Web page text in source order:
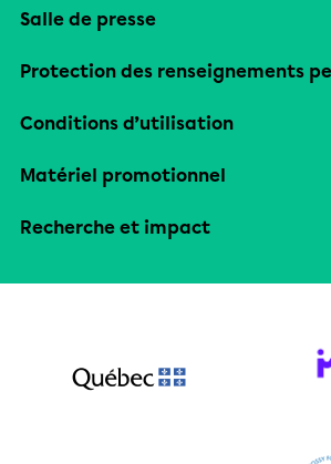
Salle de presse
Protection des renseignements
Conditions d’utilisation
Matériel promotionnel
Recherche et impact